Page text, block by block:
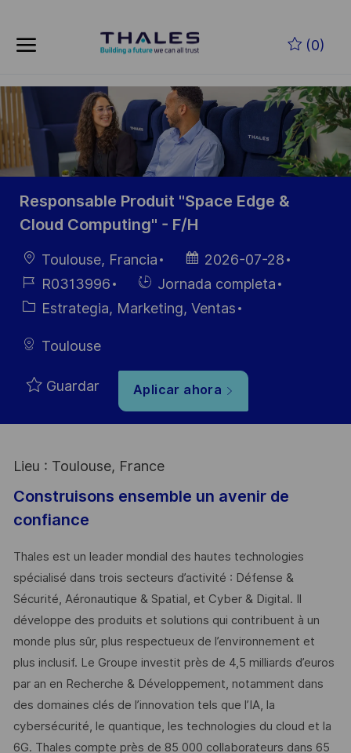
(0)
-
Responsable Produit "Space Edge &
Cloud Computing" - F/H
Ubicación
Toulouse, Francia
Fecha de
publicación
2026-07-28
ID de
empleo
R0313996
Hiring
Type
Jornada completa
Categoría
Estrategia, Marketing, Ventas
Toulouse
Guardar Aplicar ahora
Lieu : Toulouse, France
Construisons ensemble un avenir de
confiance
Thales est un leader mondial des hautes technologies
spécialisé dans trois secteurs d’activité : Défense &
Sécurité, Aéronautique & Spatial, et Cyber & Digital. Il
développe des produits et solutions qui contribuent à un
monde plus sûr, plus respectueux de l’environnement et
plus inclusif. Le Groupe investit près de 4,5 milliards d’euros
par an en Recherche & Développement, notamment dans
des domaines clés de l’innovation tels que l’IA, la
cybersécurité, le quantique, les technologies du cloud et la
6G. Thales compte près de 85 000 collaborateurs dans 65